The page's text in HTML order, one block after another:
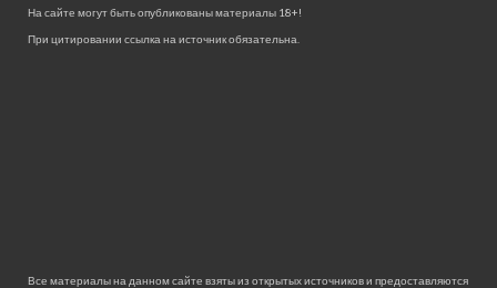
На сайте могут быть опубликованы материалы 18+!
При цитировании ссылка на источник обязательна.
Все материалы на данном сайте взяты из открытых источников и предоставляются